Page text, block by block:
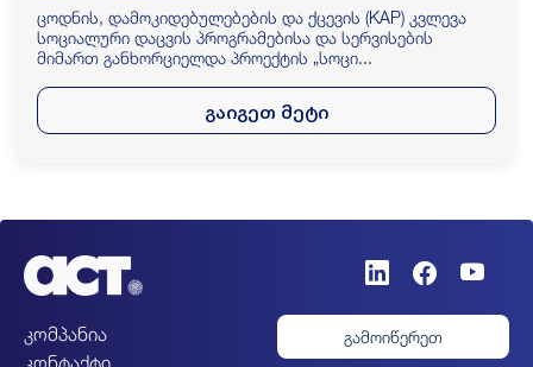
ცოდნის, დამოკიდებულებების და ქცევის (KAP) კვლევა
სოციალური დაცვის პროგრამებისა და სერვისების
მიმართ განხორციელდა პროექტის „სოცი...
გაიგეთ მეტი
კომპანია
კონტაქტი
გამოიწერეთ